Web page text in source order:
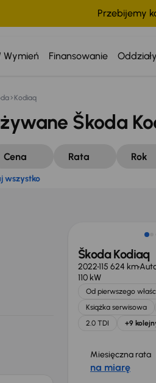
Przebijemy
Wymień Finansowanie Oddziały
wszystko
Kodiaq
Škoda
Cena Rata Rok
wszystko
Możliwość
Škoda Kodiaq
2022115 624 km
110 kW
Od pierwszego
Książka serwisowa
2.0 TDI
+9
Miesięczna rata
na miarę